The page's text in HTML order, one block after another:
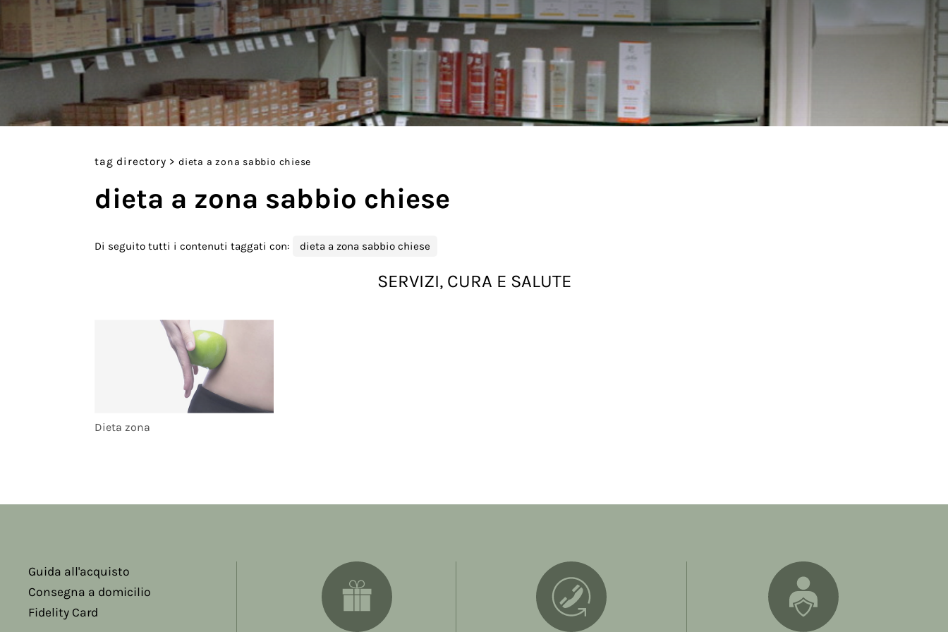
tag directory > dieta a zona sabbio chiese
dieta a zona sabbio chiese
Di seguito tutti i contenuti taggati con: dieta a zona sabbio chiese
SERVIZI, CURA E SALUTE
Dieta zona
Guida all'acquisto
Consegna a domicilio
Fidelity Card